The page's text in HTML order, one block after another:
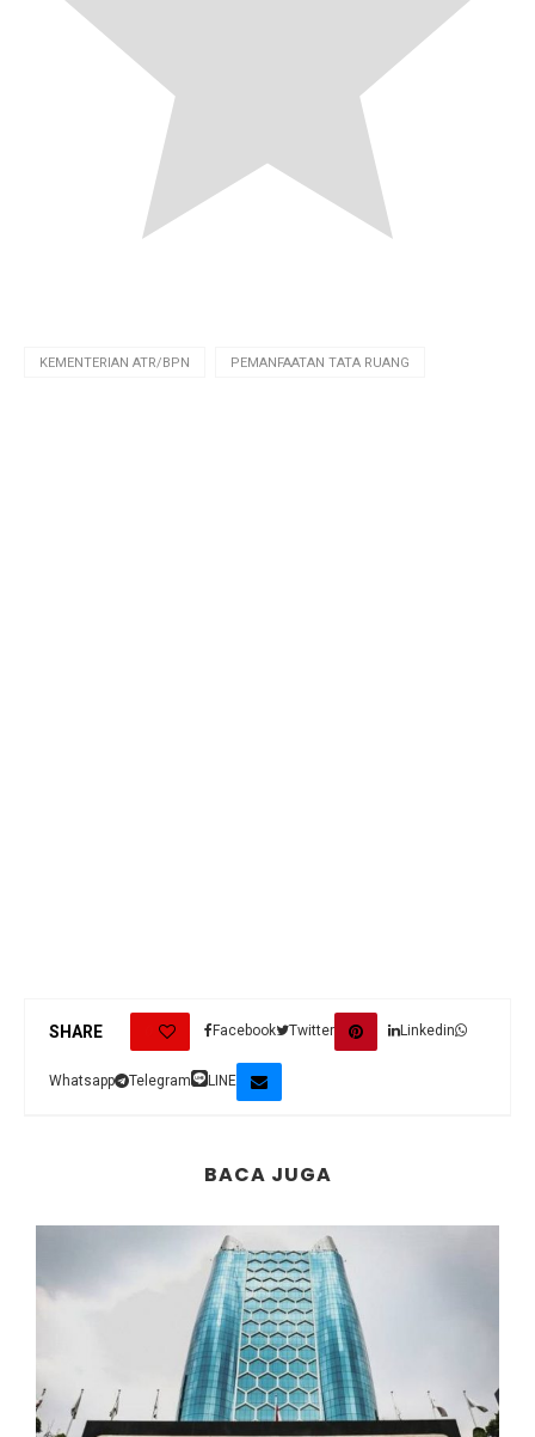
KEMENTERIAN ATR/BPN PEMANFAATAN TATA RUANG
SHARE Facebook Twitter Linkedin
Whatsapp Telegram LINE
BACA JUGA